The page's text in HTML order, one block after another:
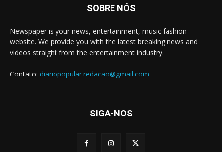
SOBRE NÓS
Newspaper is your news, entertainment, music fashion
website. We provide you with the latest breaking news and
videos straight from the entertainment industry.
Contato: diariopopular.redacao@gmail.com
SIGA-NOS